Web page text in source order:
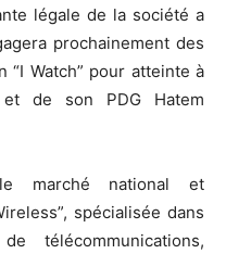
légale de la société a
prochainement des
“I Watch” pour atteinte à
de son PDG Hatem
marché national et
spécialisée dans
télécommunications,